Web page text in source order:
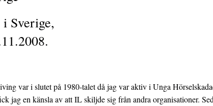
Sverige,
var i slutet på 1980-talet då jag var aktiv i Unga
jag en känsla av att IL skiljde sig från andra organisationer.